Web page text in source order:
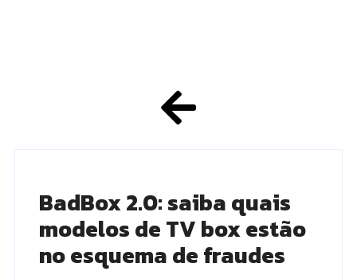
BadBox 2.0: saiba quais
modelos de TV box estão
no esquema de fraudes